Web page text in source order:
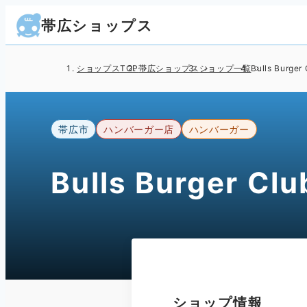
帯広ショップス
ショップスTOP帯広ショップス ショップ一覧Bulls Burger
帯広市 ハンバーガー店 ハンバーガー
Bulls Burger
ショップ情報